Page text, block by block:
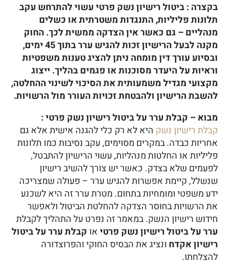
בקצרה : ביטול רישיון נשק פרטי עשוי להתרחש עקב
תלונות פליליות, התנגדות משטרתית או כשלים
מנהליים – גם כאשר אין הצדקה ממשית לכך. החוק
מקנה לבעל הרישיון זכות להגיש ערר בתוך 45 ימים,
ובסיוע עורך דין מומחה ניתן להציג טענות משפטיות
וראיות על היעדר מסוכנות או פגמים בהליך. ייצוג
מקצועי מגדיל משמעותית את הסיכוי לשינוי ההחלטה,
להשבת הרישיון ולהבטחת זכויות העורר מול הרשויות.
מבוא – קבלת ערר על ביטול רישיון נשק פרטי :
קבלת רישיון נשק היא לא רק כלי להגנה אישית אלא גם
אחריות כבדה. במקרים מסוימים, עקב נסיבות כמו תלונות
פליליות או החלטות מנהליות, עשוי הרישיון להתבטל,
לפעמים שלא בצדק. כאשר יש צורך להשיב רישיון
שנשלל, קיימת אפשרות להגיש ערר – פעולה שמצריכה
ידע משפטי ומומחיות בתחום. מטרת ערר זה היא לשכנע
את הרשויות בחוסר הצדקה להחלטת הביטול ולאפשר
חידוש רישיון הנשק. במאמר זה נפרט על התהליך לקבלת
ערר על ביטול רישיון נשק פרטיאוקבלת ערר על ביטול
רישיון אקדח ונציג את הבסיס החוקי והפרוצדורה
להצלחתו.